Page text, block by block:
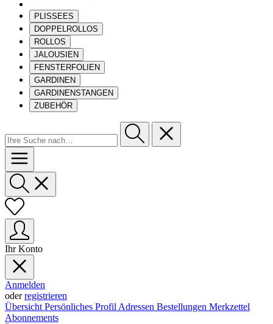
PLISSEES
DOPPELROLLOS
ROLLOS
JALOUSIEN
FENSTERFOLIEN
GARDINEN
GARDINENSTANGEN
ZUBEHÖR
Ihr Konto
Anmelden
oderregistrieren
Übersicht Persönliches Profil Adressen Bestellungen Merkzettel
Abonnements